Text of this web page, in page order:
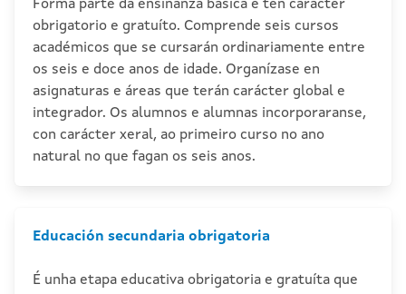
Forma parte da ensinanza básica e ten carácter
obrigatorio e gratuíto. Comprende seis cursos
académicos que se cursarán ordinariamente entre
os seis e doce anos de idade. Organízase en
asignaturas e áreas que terán carácter global e
integrador. Os alumnos e alumnas incorporaranse,
con carácter xeral, ao primeiro curso no ano
natural no que fagan os seis anos.
Educación secundaria obrigatoria
É unha etapa educativa obrigatoria e gratuíta que